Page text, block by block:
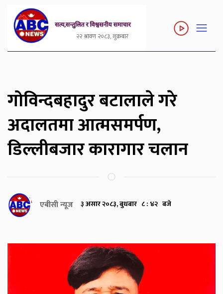
२२ श्रावण २०८३, शुक्रबार
गोविन्दबहादुर बटालाले गरे
अदालतमा आत्मसमर्पण,
डिल्लीबजार कारागार चलान
एबीसी न्यूज ३ असार २०८३, बुधबार ८ : ४२ बजे